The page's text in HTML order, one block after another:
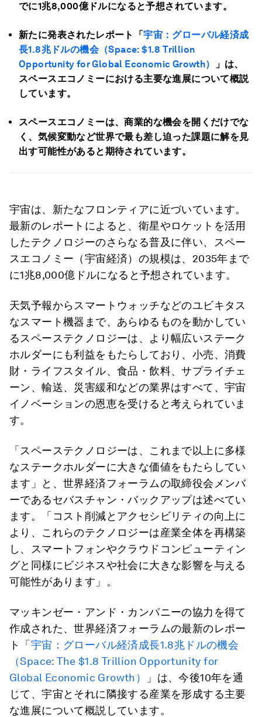
でに1兆8,000億ドルになると予想されています。
新たに発表されたレポート「宇宙：グローバル経済成
長1.8兆ドルの機会（Space: $1.8 Trillion
Opportunity for Global Economic Growth）
」は、
スペースエコノミーにおける主要な進展について概説
しています。
スペースエコノミーは、商業的な機会を開くだけでな
く、気候変動など世界で最も差し迫った課題に解を見
出す可能性があると期待されています。
宇宙は、新たなフロンティアに近づいています。
最新のレポートによると、衛星やロケットを活用
したテクノロジーのさらなる普及に伴い、スペー
スエコノミー（宇宙経済）の規模は、2035年まで
に1兆8,000億ドルになると予想されています。
天気予報からスマートウォッチなどのユビキタス
なスマート機器まで、あらゆるものを動かしてい
るスペーステクノロジーは、より幅広いステーク
ホルダーにも利益をもたらしており、小売、消費
財・ライフスタイル、食品・飲料、サプライチェ
ーン、輸送、災害緩和などの業界はすべて、宇宙
イノベーションの恩恵を受けると考えられていま
す。
「スペーステクノロジーは、これまで以上に多様
なステークホルダーに大きな価値をもたらしてい
ます」と、世界経済フォーラムの取締役会メンバ
ーであるセバスチャン・バックアップは述べてい
ます。「コスト削減とアクセシビリティの向上に
より、これらのテクノロジーは産業全体を再構築
し、スマートフォンやクラウドコンピューティン
グと同様にビジネスや社会に大きな影響を与える
可能性があります」。
マッキンゼー・アンド・カンパニーの協力を得て
作成された、世界経済フォーラムの最新のレポー
ト「 宇宙：グローバル経済成長1.8兆ドルの機会
（Space: The $1.8 Trillion Opportunity for
Global Economic Growth）
」は、今後10年を通
じて、宇宙とそれに隣接する産業を形成する主要
な進展について概説しています。